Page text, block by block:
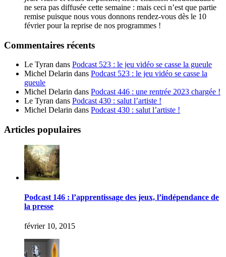
ne sera pas diffusée cette semaine : mais ceci n’est que partie
remise puisque nous vous donnons rendez-vous dès le 10
février pour la reprise de nos programmes !
Commentaires récents
Le Tyran dans Podcast 523 : le jeu vidéo se casse la gueule
Michel Delarin dans Podcast 523 : le jeu vidéo se casse la
gueule
Michel Delarin dans Podcast 446 : une rentrée 2023 chargée !
Le Tyran dans Podcast 430 : salut l’artiste !
Michel Delarin dans Podcast 430 : salut l’artiste !
Articles populaires
Podcast 146 : l’apprentissage des jeux, l’indépendance de
la presse
février 10, 2015